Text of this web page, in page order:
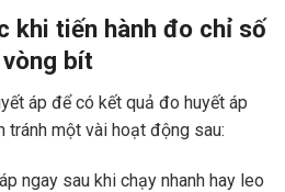
khi tiến hành đo chỉ số
vòng bít
áp để có kết quả đo huyết áp
tránh một vài hoạt động sau:
ngay sau khi chạy nhanh hay leo